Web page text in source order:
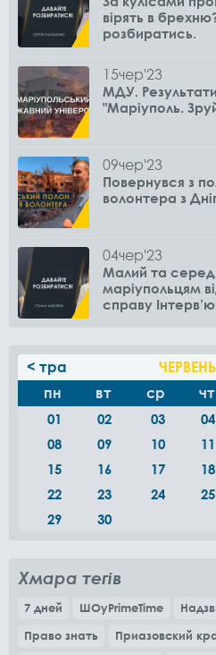
вірять в
розбиратись.
15чер'23
МДУ. Результати
"Маріуполь.
09чер'23
Повернувся з
волонтера з
04чер'23
Малий та
маріупольцям
справу
< тра
пн
вт ср чт
01 02 03 04
08
09 10 11
15
16 17 18
22
23 24 25
29
30
Хмара тегів
7 дней ШОуPrimeTime
Право знать
Приазовский